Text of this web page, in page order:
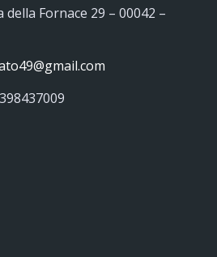
della Fornace 29 – 00042 –